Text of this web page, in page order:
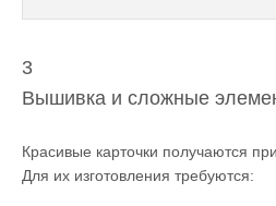
3
Вышивка и сложные
Красивые карточки получаются
Для их изготовления требуются: